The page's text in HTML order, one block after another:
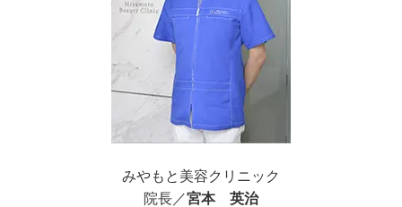
みやもと美容クリニック
院長／宮本 英治